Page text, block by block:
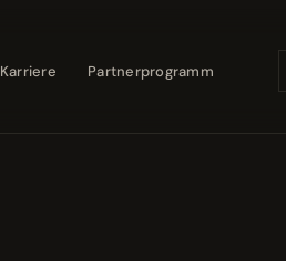
Karriere Partnerprogramm